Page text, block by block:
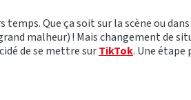
Que ça soit sur la scène ou
malheur) ! Mais changement de
de se mettre surTikTok. Une étape